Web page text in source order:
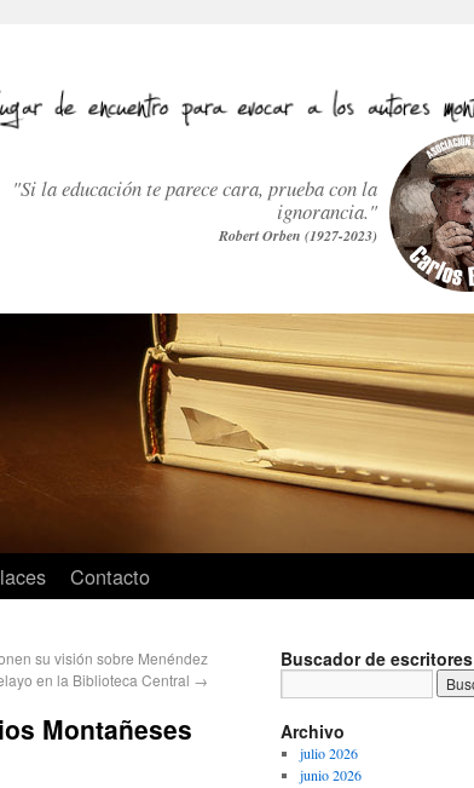
"Si la educación te parece cara, prueba con la
ignorancia."
Robert Orben (1927-2023)
Contacto
su visión sobre Menéndez
en la Biblioteca Central →
Montañeses
Buscador de escritores
Archivo
julio 2026
junio 2026